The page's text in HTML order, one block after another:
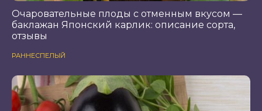
Очаровательные плоды с отменным вкусом —
баклажан Японский карлик: описание сорта,
отзывы
РАННЕСПЕЛЫЙ